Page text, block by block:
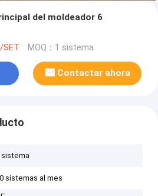
del moldeador 6
SET MOQ：1 sistema
Contactar ahora
sistema
sistemas al mes